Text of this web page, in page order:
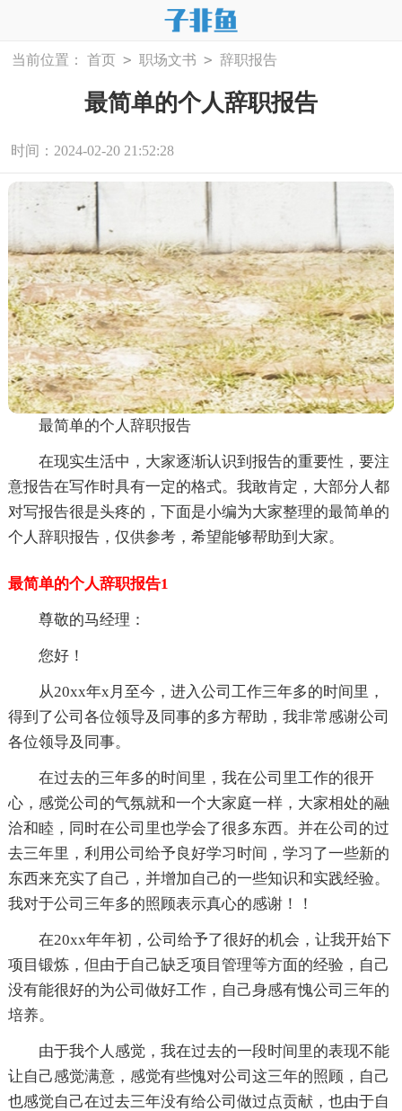
当前位置： 首页 > 职场文书 > 辞职报告
最简单的个人辞职报告
时间：2024-02-20 21:52:28
最简单的个人辞职报告
在现实生活中，大家逐渐认识到报告的重要性，要注
意报告在写作时具有一定的格式。我敢肯定，大部分人都
对写报告很是头疼的，下面是小编为大家整理的最简单的
个人辞职报告，仅供参考，希望能够帮助到大家。
最简单的个人辞职报告1
尊敬的马经理：
您好！
从20xx年x月至今，进入公司工作三年多的时间里，
得到了公司各位领导及同事的多方帮助，我非常感谢公司
各位领导及同事。
在过去的三年多的时间里，我在公司里工作的很开
心，感觉公司的气氛就和一个大家庭一样，大家相处的融
洽和睦，同时在公司里也学会了很多东西。并在公司的过
去三年里，利用公司给予良好学习时间，学习了一些新的
东西来充实了自己，并增加自己的一些知识和实践经验。
我对于公司三年多的照顾表示真心的感谢！！
在20xx年年初，公司给予了很好的机会，让我开始下
项目锻炼，但由于自己缺乏项目管理等方面的经验，自己
没有能很好的为公司做好工作，自己身感有愧公司三年的
培养。
由于我个人感觉，我在过去的一段时间里的表现不能
让自己感觉满意，感觉有些愧对公司这三年的照顾，自己
也感觉自己在过去三年没有给公司做过点贡献，也由于自